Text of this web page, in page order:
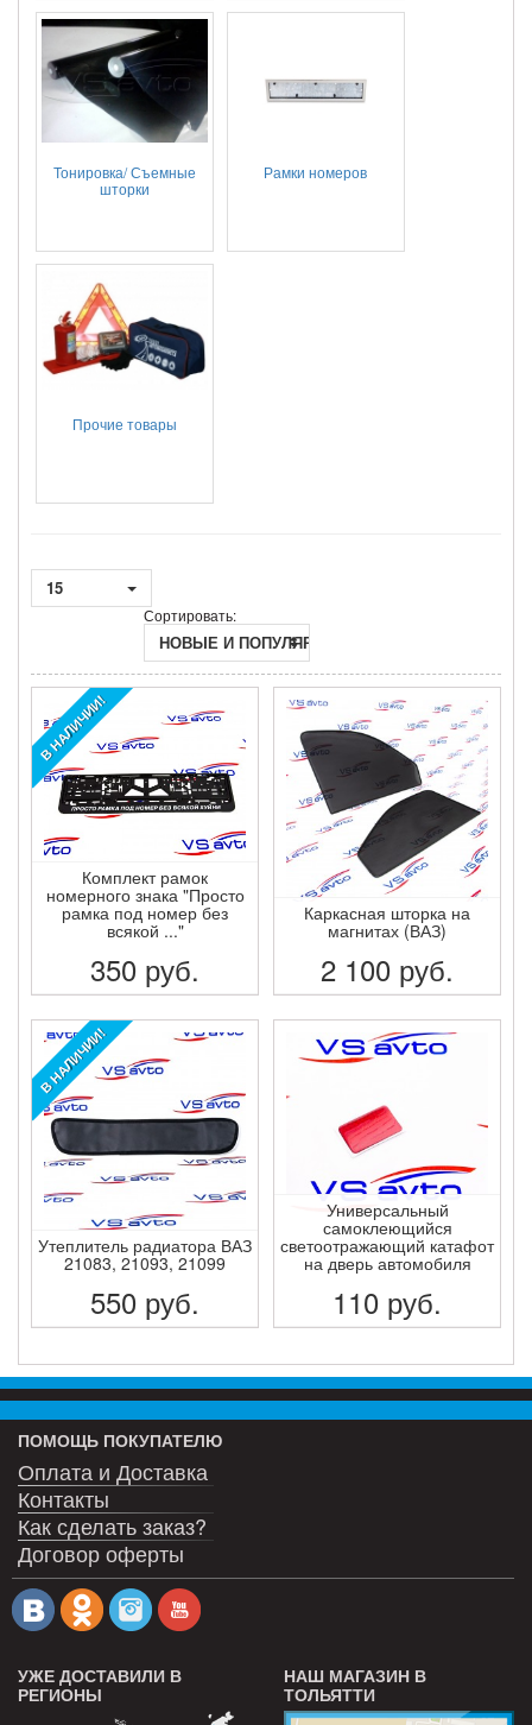
Тонировка/ Съемные
шторки
Рамки номеров
Прочие товары
15
Сортировать:
НОВЫЕ И ПОПУЛЯРНЫЕ
В НАЛИЧИИ!
Комплект рамок
номерного знака "Просто
рамка под номер без
всякой ..."
350 руб.
ПОДРОБНЕЕ
Каркасная шторка на
магнитах (ВАЗ)
2 100 руб.
ПОДРОБНЕЕ
В НАЛИЧИИ!
Утеплитель радиатора ВАЗ
21083, 21093, 21099
550 руб.
ПОДРОБНЕЕ
Универсальный
самоклеющийся
светоотражающий катафот
на дверь автомобиля
110 руб.
ПОДРОБНЕЕ
ПОМОЩЬ ПОКУПАТЕЛЮ
Оплата и Доставка
Контакты
Как сделать заказ?
Договор оферты
УЖЕ ДОСТАВИЛИ В
РЕГИОНЫ
НАШ МАГАЗИН В
ТОЛЬЯТТИ